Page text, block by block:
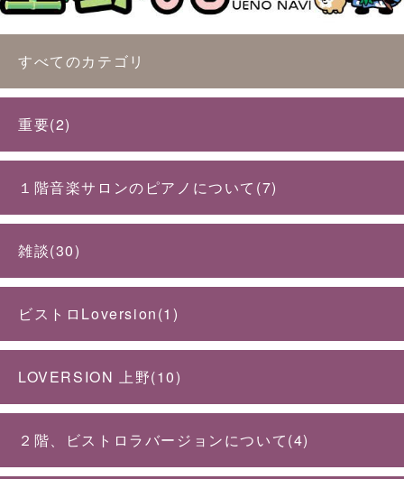
すべてのカテゴリ
重要(2)
１階音楽サロンのピアノについて(7)
雑談(30)
ビストロLoversion(1)
LOVERSION 上野(10)
２階、ビストロラバージョンについて(4)